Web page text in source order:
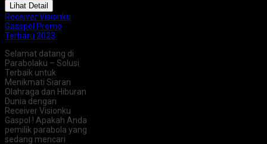
Lihat Detail
Receiver Visionku
Gasspol Promo
Terbaru 2023
Selamat datang di
Parabolaku – Solusi
Terbaik untuk
Menikmati Siaran
Olahraga dan Hiburan
Dunia dengan
Receiver Visionku
Gaspol ! Apakah Anda
pemilik parabola yang
sedang mencari